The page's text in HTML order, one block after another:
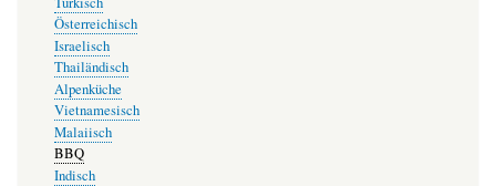
Österreichisch
Israelisch
Thailändisch
Alpenküche
Vietnamesisch
Malaiisch
BBQ
Indisch